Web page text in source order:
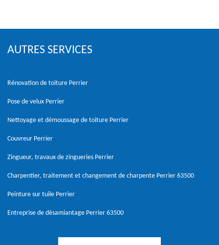
AUTRES SERVICES
Rénovation de toiture Perrier
Pose de velux Perrier
Nettoyage et démoussage de toiture Perrier
Couvreur Perrier
Zingueur, travaux de zingueries Perrier
Charpentier, traitement et changement de charpente Perrier 63500
Peinture sur tuile Perrier
Entreprise de désamiantage Perrier 63500